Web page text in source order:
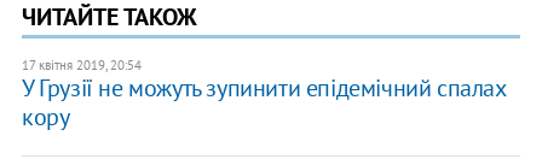
ЧИТАЙТЕ ТАКОЖ
17 квітня 2019, 20:54
У Грузії не можуть зупинити епідемічний спалах
кору